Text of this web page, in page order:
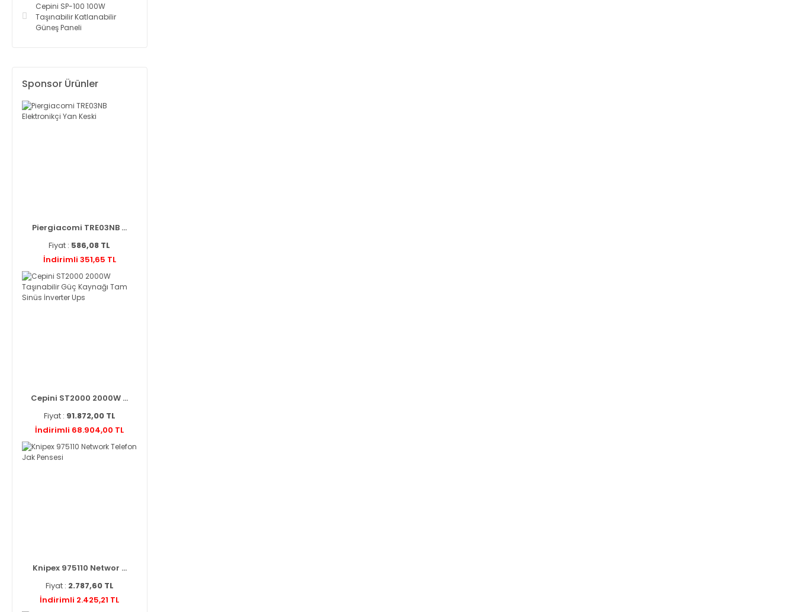
Cepini SP-100 100W
Taşınabilir Katlanabilir
Güneş Paneli
Sponsor Ürünler
Piergiacomi TRE03NB ...
Fiyat : 586,08 TL
İndirimli 351,65 TL
Cepini ST2000 2000W ...
Fiyat : 91.872,00 TL
İndirimli 68.904,00 TL
Knipex 975110 Networ ...
Fiyat : 2.787,60 TL
İndirimli 2.425,21 TL